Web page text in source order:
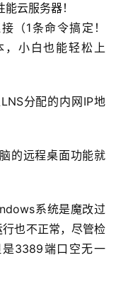
云服务器！
（1条命令搞定！
，小白也能轻松上
分配的内网IP地
的远程桌面功能就
系统是魔改过
也不正常，尽管检
3389端口空无一